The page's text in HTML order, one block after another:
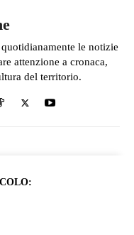
le notizie
attenzione a cronaca,
del territorio.